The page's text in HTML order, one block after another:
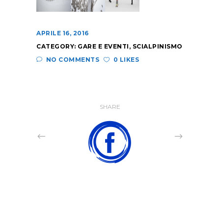
APRILE 16, 2016
CATEGORY: GARE E EVENTI , SCIALPINISMO
NO COMMENTS
0 LIKES
SHARE